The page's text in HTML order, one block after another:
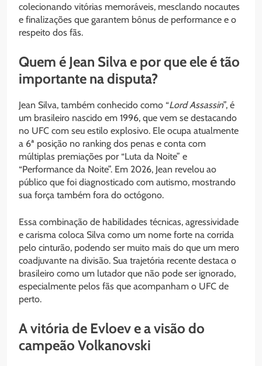
colecionando vitórias memoráveis, mesclando nocautes
e finalizações que garantem bônus de performance e o
respeito dos fãs.
Quem é Jean Silva e por que ele é tão
importante na disputa?
Jean Silva, também conhecido como “Lord Assassin”, é
um brasileiro nascido em 1996, que vem se destacando
no UFC com seu estilo explosivo. Ele ocupa atualmente
a 6ª posição no ranking dos penas e conta com
múltiplas premiações por “Luta da Noite” e
“Performance da Noite”. Em 2026, Jean revelou ao
público que foi diagnosticado com autismo, mostrando
sua força também fora do octógono.
Essa combinação de habilidades técnicas, agressividade
e carisma coloca Silva como um nome forte na corrida
pelo cinturão, podendo ser muito mais do que um mero
coadjuvante na divisão. Sua trajetória recente destaca o
brasileiro como um lutador que não pode ser ignorado,
especialmente pelos fãs que acompanham o UFC de
perto.
A vitória de Evloev e a visão do
campeão Volkanovski